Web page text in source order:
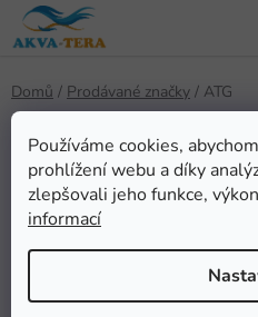
Používáme cookies,
prohlížení webu a díky
zlepšovali jeho funkce,
informací
Přejít
na
Domů / Prodávané značky / ATG
ATG